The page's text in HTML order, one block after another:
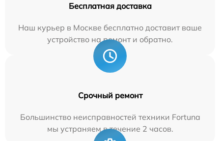
Бесплатная доставка
Наш курьер в Москве бесплатно доставит ваше
устройство на ремонт и обратно.
Срочный ремонт
Большинство неисправностей техники Fortuna
мы устраняем в течение 2 часов.